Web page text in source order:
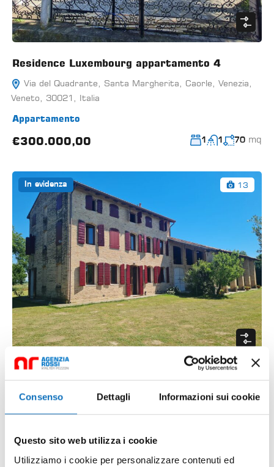
Consenso Dettagli Informazioni sui cookie
Questo sito web utilizza i cookie
Utilizziamo i cookie per personalizzare contenuti ed
Residence Luxembourg appartamento 4
Via del Quadrante, Santa Margherita, Caorle, Venezia,
Veneto, 30021, Italia
Appartamento
€300.000,00 1 1 70 mq
In evidenza 13
Rustico in campagna
Giro Lemene, Strada Durisi, Caorle, Venezia, Veneto,
30021, Italia
Villa
€660.000,00 5 3 440